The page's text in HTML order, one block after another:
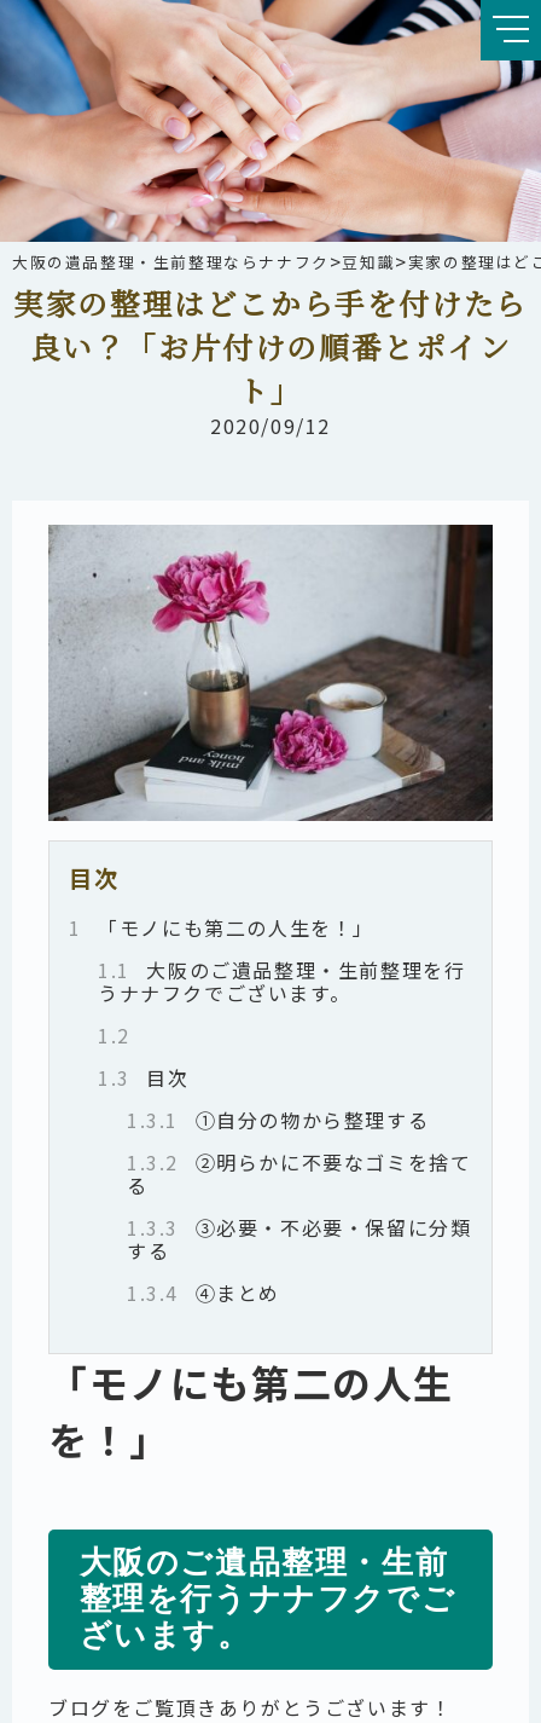
大阪の遺品整理・生前整理ならナナフク >豆知識>実家の整理はど
実家の整理はどこから手を付けたら
良い？「お片付けの順番とポイン
ト」
2020/09/12
目次
1
「モノにも第二の人生を！」
1.1
大阪のご遺品整理・生前整理を行
うナナフクでございます。
1.2
1.3
目次
1.3.1
①自分の物から整理する
1.3.2
②明らかに不要なゴミを捨て
る
1.3.3
③必要・不必要・保留に分類
する
1.3.4
④まとめ
「モノにも第二の人生
を！」
大阪のご遺品整理・生前
整理を行うナナフクでご
ざいます。
ブログをご覧頂きありがとうございます！